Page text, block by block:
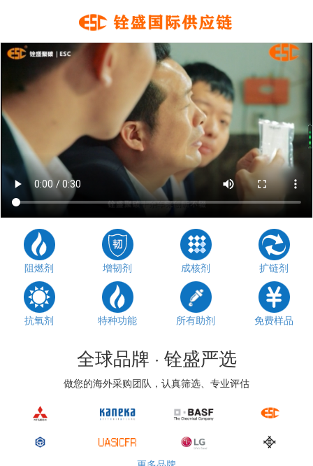
阻燃剂 增韧剂 成核剂 扩链剂
抗氧剂 特种功能 所有助剂 免费样品
全球品牌 · 铨盛严选
做您的海外采购团队，认真筛选、专业评估